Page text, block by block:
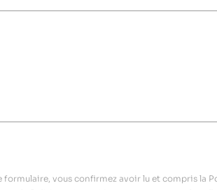
formulaire, vous confirmez avoir lu et compris la